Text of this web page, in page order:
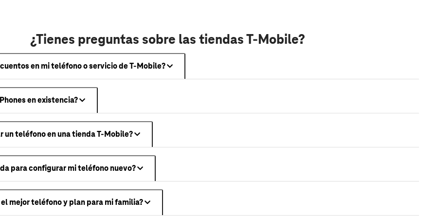
¿Tienes preguntas sobre las tiendas T-Mobile?
en mi teléfono o servicio de T-Mobile?
en existencia?
un teléfono en una tienda T-Mobile?
para configurar mi teléfono nuevo?
mejor teléfono y plan para mi familia?